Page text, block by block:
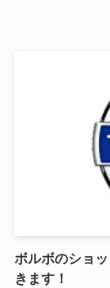
ボルボのショ
きます！